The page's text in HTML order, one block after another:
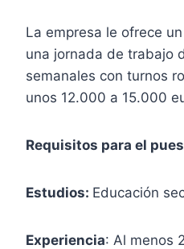
La empresa le ofrece
una jornada de trabajo
semanales con turnos
unos 12.000 a 15.000
Requisitos para el
Estudios: Educación
Experiencia: Al menos